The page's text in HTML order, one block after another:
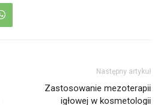
Następny artykuł
Zastosowanie mezoterapii
igłowej w kosmetologii